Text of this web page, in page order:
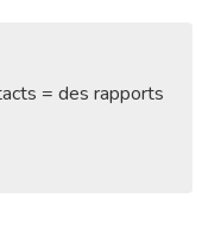
= des rapports